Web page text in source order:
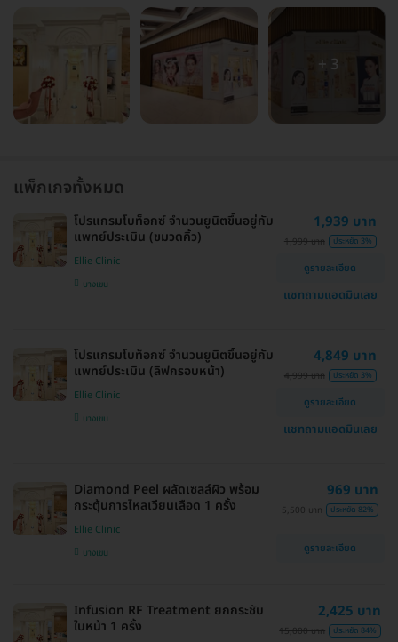
+ 3
แพ็กเกจทั้งหมด
โปรแกรมโบท็อกซ์ จำนวนยูนิตขึ้นอยู่กับ
แพทย์ประเมิน (ขมวดคิ้ว)
Ellie Clinic
บางเขน
1,939 บาท
1,999 บาท ประหยัด 3%
ดูรายละเอียด
แชทถามแอดมินเลย
โปรแกรมโบท็อกซ์ จำนวนยูนิตขึ้นอยู่กับ
แพทย์ประเมิน (ลิฟกรอบหน้า)
Ellie Clinic
บางเขน
4,849 บาท
4,999 บาท ประหยัด 3%
ดูรายละเอียด
แชทถามแอดมินเลย
Diamond Peel ผลัดเซลล์ผิว พร้อม
กระตุ้นการไหลเวียนเลือด 1 ครั้ง
Ellie Clinic
บางเขน
969 บาท
5,500 บาท ประหยัด 82%
ดูรายละเอียด
Infusion RF Treatment ยกกระชับ
ใบหน้า 1 ครั้ง
2,425 บาท
15,000 บาท ประหยัด 84%